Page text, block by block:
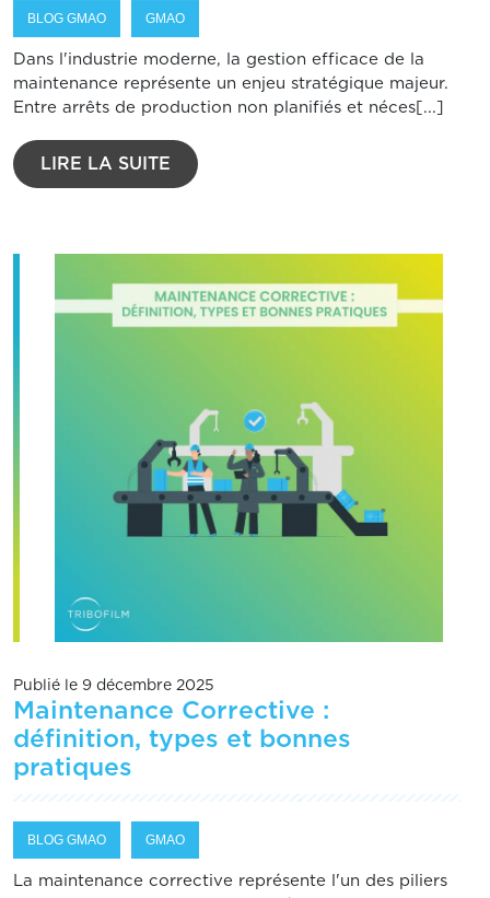
BLOG GMAO GMAO
Dans l'industrie moderne, la gestion efficace de la
maintenance représente un enjeu stratégique majeur.
Entre arrêts de production non planifiés et néces[...]
LIRE LA SUITE
Publié le 9 décembre 2025
Maintenance Corrective :
définition, types et bonnes
pratiques
BLOG GMAO GMAO
La maintenance corrective représente l'un des piliers